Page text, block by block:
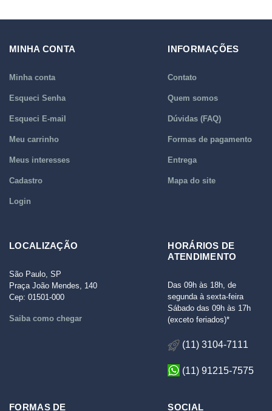
MINHA CONTA
Minha conta
Esqueci Senha
Esqueci E-mail
Meu carrinho
Meus interesses
Cadastro
Login
INFORMAÇÕES
Contato
Quem somos
Dúvidas (FAQ)
Formas de pagamento
Entrega
Mapa do site
LOCALIZAÇÃO
São Paulo, SP
Praça João Mendes, 140
Cep: 01501-000
Saiba como chegar
HORÁRIOS DE
ATENDIMENTO
Das 09h às 18h, de
segunda à sexta-feira
Sábado das 09h às 17h
(exceto feriados)*
(11) 3104-7111
(11) 91215-7575
FORMAS DE SOCIAL